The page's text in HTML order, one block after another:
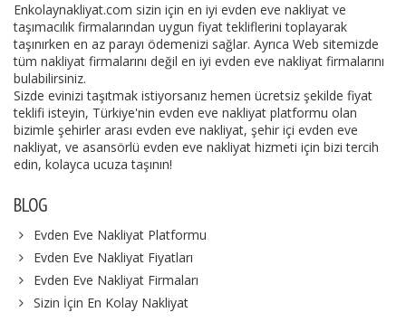
Enkolaynakliyat.com sizin için en iyi evden eve nakliyat ve
taşımacılık firmalarından uygun fiyat tekliflerini toplayarak
taşınırken en az parayı ödemenizi sağlar. Ayrıca Web sitemizde
tüm nakliyat firmalarını değil en iyi evden eve nakliyat firmalarını
bulabilirsiniz.
Sizde evinizi taşıtmak istiyorsanız hemen ücretsiz şekilde fiyat
teklifi isteyin, Türkiye'nin evden eve nakliyat platformu olan
bizimle şehirler arası evden eve nakliyat, şehir içi evden eve
nakliyat, ve asansörlü evden eve nakliyat hizmeti için bizi tercih
edin, kolayca ucuza taşının!
BLOG
Evden Eve Nakliyat Platformu
Evden Eve Nakliyat Fiyatları
Evden Eve Nakliyat Firmaları
Sizin İçin En Kolay Nakliyat